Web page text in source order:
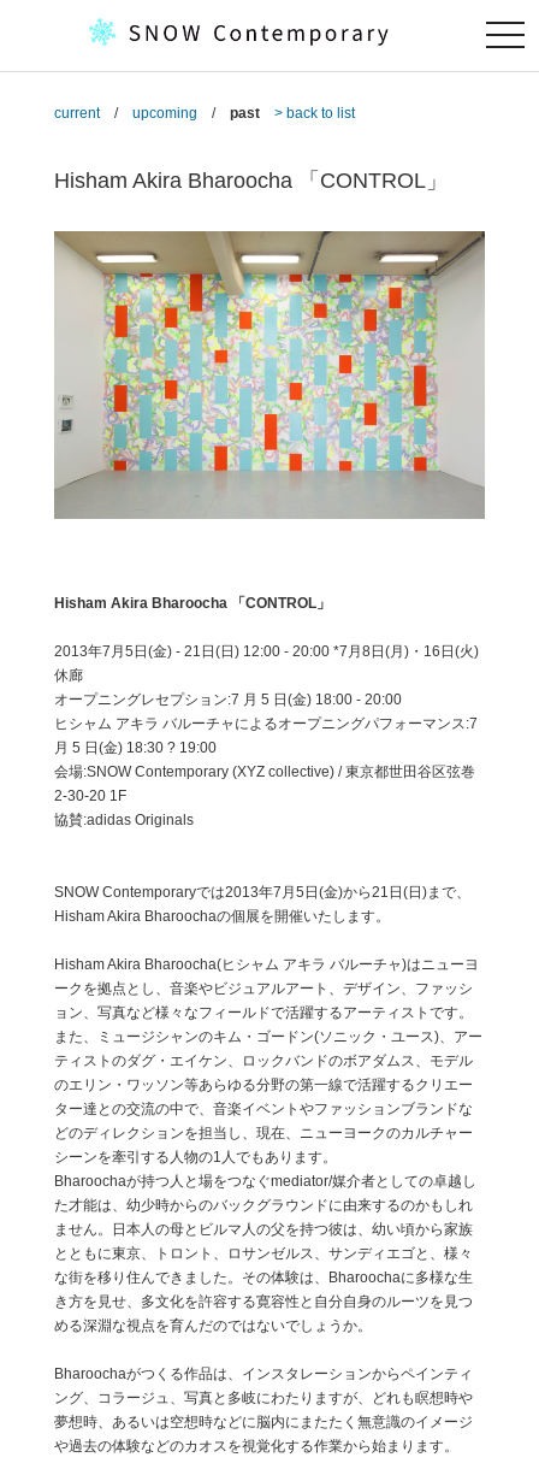
current/ upcoming / past > back to list
Hisham Akira Bharoocha 「CONTROL」
Hisham Akira Bharoocha 「CONTROL」
2013年7月5日(金) - 21日(日) 12:00 - 20:00 *7月8日(月)・16日(火)
休廊
オープニングレセプション:7 月 5 日(金) 18:00 - 20:00
ヒシャム アキラ バルーチャによるオープニングパフォーマンス:7
月 5 日(金) 18:30 ? 19:00
会場:SNOW Contemporary (XYZ collective) / 東京都世田谷区弦巻
2-30-20 1F
協賛:adidas Originals
SNOW Contemporaryでは2013年7月5日(金)から21日(日)まで、
Hisham Akira Bharoochaの個展を開催いたします。
Hisham Akira Bharoocha(ヒシャム アキラ バルーチャ)はニューヨ
ークを拠点とし、音楽やビジュアルアート、デザイン、ファッシ
ョン、写真など様々なフィールドで活躍するアーティストです。
また、ミュージシャンのキム・ゴードン(ソニック・ユース)、アー
ティストのダグ・エイケン、ロックバンドのボアダムス、モデル
のエリン・ワッソン等あらゆる分野の第一線で活躍するクリエー
ター達との交流の中で、音楽イベントやファッションブランドな
どのディレクションを担当し、現在、ニューヨークのカルチャー
シーンを牽引する人物の1人でもあります。
Bharoochaが持つ人と場をつなぐmediator/媒介者としての卓越し
た才能は、幼少時からのバックグラウンドに由来するのかもしれ
ません。日本人の母とビルマ人の父を持つ彼は、幼い頃から家族
とともに東京、トロント、ロサンゼルス、サンディエゴと、様々
な街を移り住んできました。その体験は、Bharoochaに多様な生
き方を見せ、多文化を許容する寛容性と自分自身のルーツを見つ
める深淵な視点を育んだのではないでしょうか。
Bharoochaがつくる作品は、インスタレーションからペインティ
ング、コラージュ、写真と多岐にわたりますが、どれも瞑想時や
夢想時、あるいは空想時などに脳内にまたたく無意識のイメージ
や過去の体験などのカオスを視覚化する作業から始まります。